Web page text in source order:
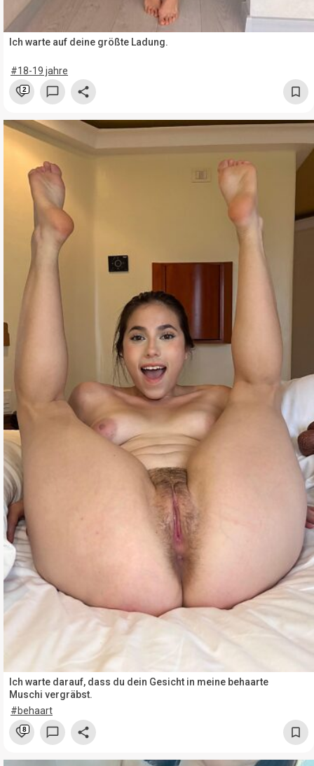
Ich warte auf deine größte Ladung.
#18-19 jahre
2
Ich warte darauf, dass du dein Gesicht in meine behaarte
Muschi vergräbst.
#behaart
8